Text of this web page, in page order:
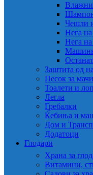
Чешли
Нега на
Нега
Заштита од
Песок за
Тоалети и
Легла
Гребалки
Ќебиња и
Дом и
Додатоци
Глодари
Храна за
Витамини,